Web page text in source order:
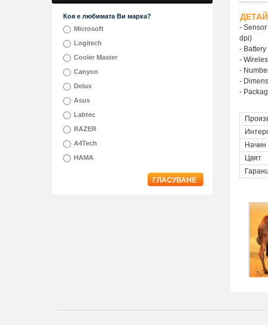
-
dpi)
-
-
-
-
-
Начин
Цвят
Коя е любимата Ви марка?
Microsoft
Logitech
Cooler Master
Canyon
Delux
Asus
Labtec
RAZER
A4Tech
HAMA
ГЛАСУВАНЕ